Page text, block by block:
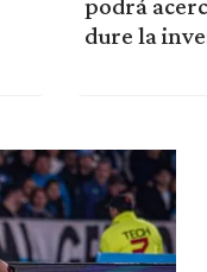
podrá
dure la